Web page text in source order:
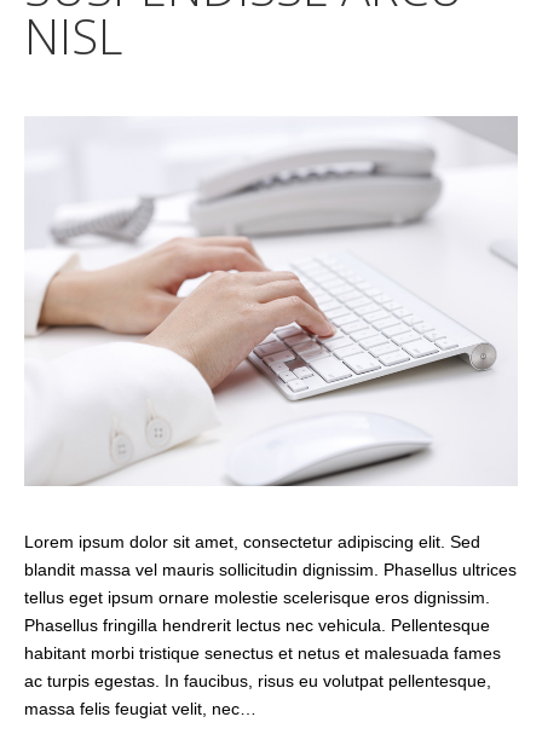
NISL
Lorem ipsum dolor sit amet, consectetur adipiscing elit. Sed
blandit massa vel mauris sollicitudin dignissim. Phasellus ultrices
tellus eget ipsum ornare molestie scelerisque eros dignissim.
Phasellus fringilla hendrerit lectus nec vehicula. Pellentesque
habitant morbi tristique senectus et netus et malesuada fames
ac turpis egestas. In faucibus, risus eu volutpat pellentesque,
massa felis feugiat velit, nec…